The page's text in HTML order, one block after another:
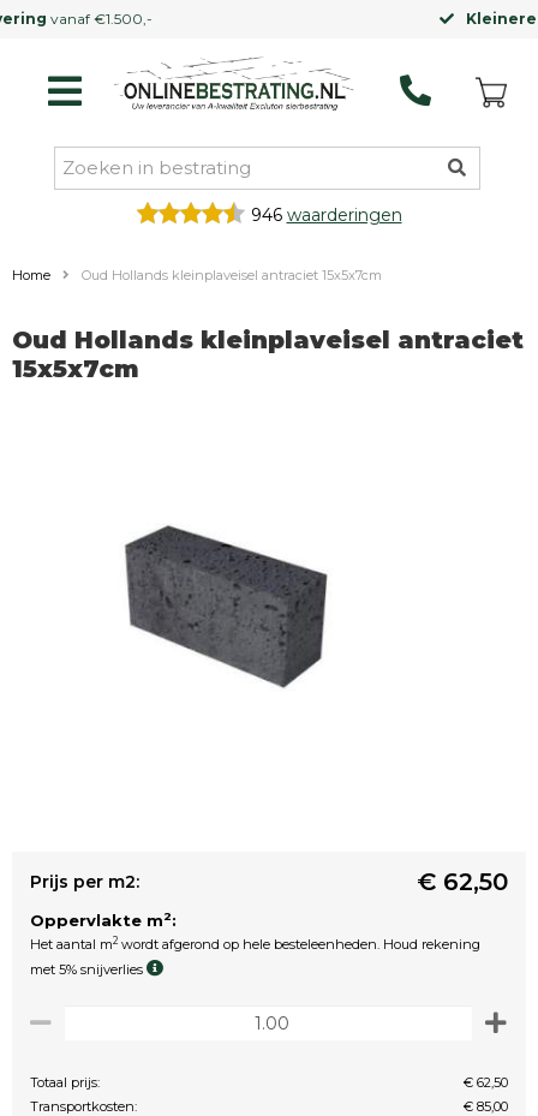
946 waarderingen
Home Oud Hollands kleinplaveisel antraciet 15x5x7cm
Oud Hollands kleinplaveisel antraciet
15x5x7cm
Prijs per m2: € 62,50
Oppervlakte m2:
Het aantal m2 wordt afgerond op hele besteleenheden. Houd rekening
met 5% snijverlies
Totaal prijs:
€ 62,50
Transportkosten:
€ 85,00